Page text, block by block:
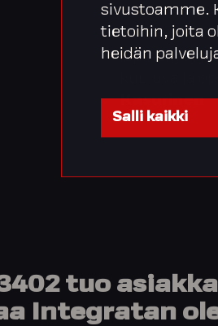
sivustoamme.
tietoihin, joita
heidän
Salli kaikki
Kasurinen.
tuo
Integratan